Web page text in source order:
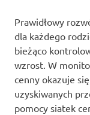
Prawidłowy
dla każdego
bieżąco
wzrost. W
cenny okazuje
uzyskiwanych
pomocy siatek